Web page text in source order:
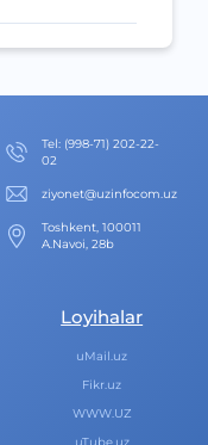
Теl: (998-71) 202-22-
02
ziyonet@uzinfocom.uz
Toshkent, 100011
A.Navoi, 28b
Loyihalar
uMail.uz
Fikr.uz
WWW.UZ
uTube.uz